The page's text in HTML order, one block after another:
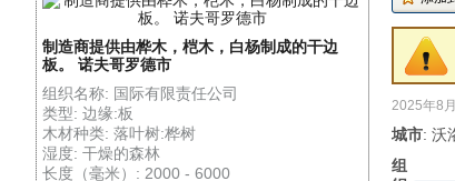
制造商提供由桦木，桤木，白杨制成的干边
板。 诺夫哥罗德市
组织名称: 国际有限责任公司
类型: 边缘:板
木材种类: 落叶树:桦树
湿度: 干燥的森林
长度（毫米）: 2000 - 6000
2025年8
城市: 沃
组